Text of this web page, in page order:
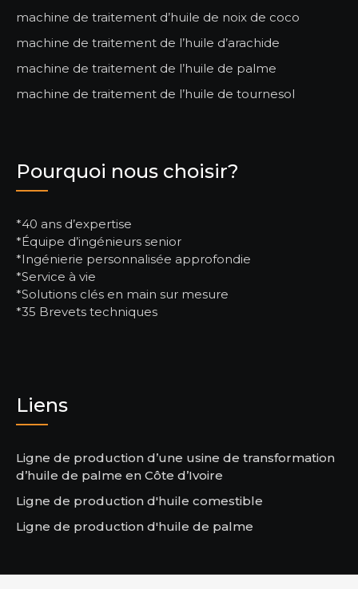
machine de traitement d’huile de noix de coco
machine de traitement de l’huile d’arachide
machine de traitement de l’huile de palme
machine de traitement de l’huile de tournesol
Pourquoi nous choisir?
*40 ans d’expertise
*Équipe d’ingénieurs senior
*Ingénierie personnalisée approfondie
*Service à vie
*Solutions clés en main sur mesure
*35 Brevets techniques
Liens
Ligne de production d’une usine de transformation
d’huile de palme en Côte d’Ivoire
Ligne de production d'huile comestible
Ligne de production d'huile de palme